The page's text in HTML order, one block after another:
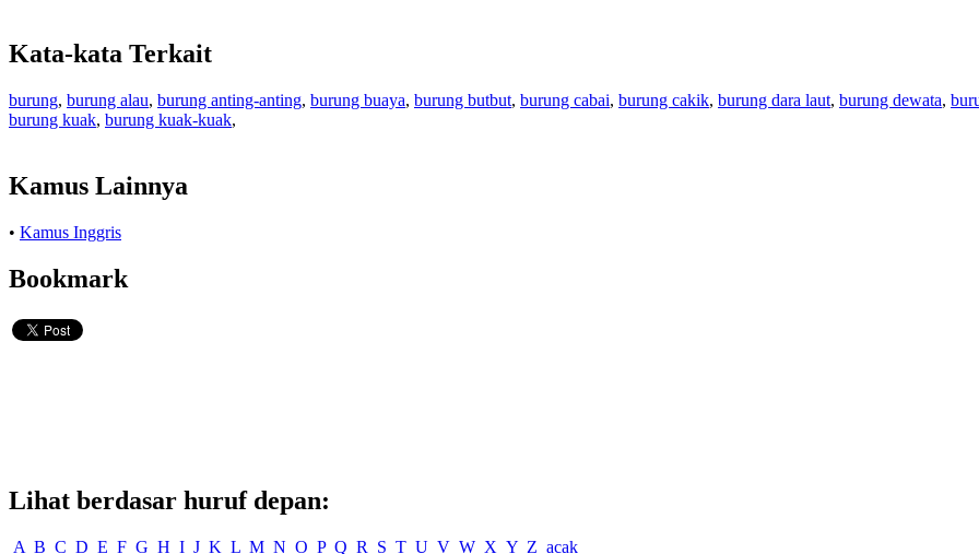
Kata-kata Terkait
burung, burung alau, burung anting-anting, burung buaya, burung butbut, burung cabai, burung cakik, burung dara laut, burung dewata,
burung kuak, burung kuak-kuak,
Kamus Lainnya
• Kamus Inggris
Bookmark
Lihat berdasar huruf depan:
A B C D E F G H I J K L M N O P Q R S T U V W X Y Z acak